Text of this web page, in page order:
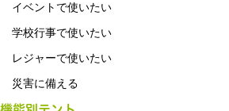
イベントで使いたい
学校行事で使いたい
レジャーで使いたい
災害に備える